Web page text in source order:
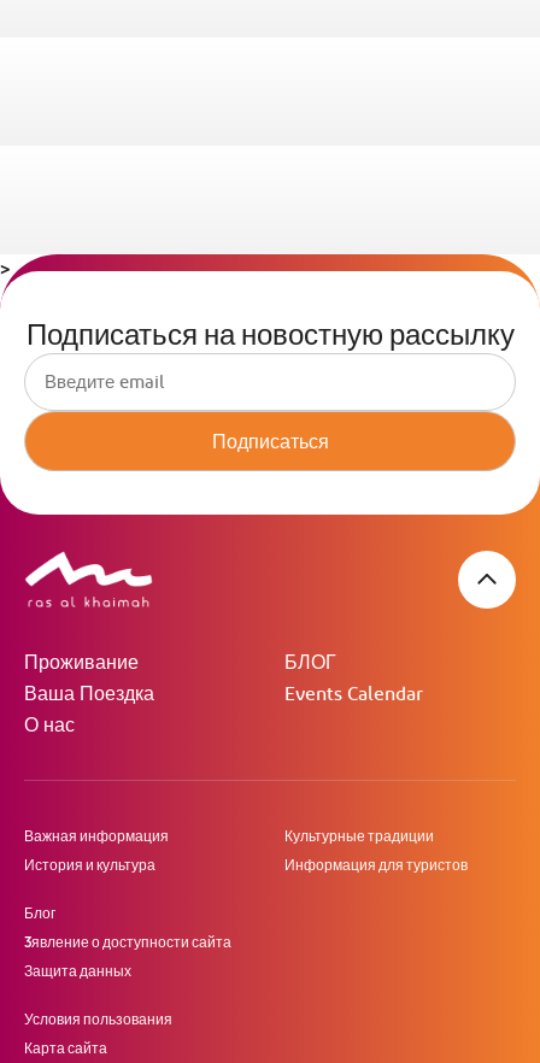
>
Подписаться на новостную рассылку
Подписаться
Проживание
Ваша Поездка
О нас
БЛОГ
Events Calendar
Важная информация
История и культура
Культурные традиции
Информация для туристов
Блог
3явление о доступности сайта
Защита данных
Условия пользования
Карта сайта